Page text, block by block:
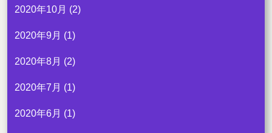
2020年10月 (2)
2020年9月 (1)
2020年8月 (2)
2020年7月 (1)
2020年6月 (1)